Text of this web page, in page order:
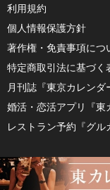
利用規約
個人情報保護方針
著作権・免責事項につ
特定商取引法に基づく
月刊誌『東京カレンダ
婚活・恋活アプリ『東
レストラン予約『グル